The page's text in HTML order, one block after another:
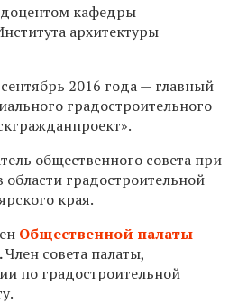
доцентом кафедры
архитектуры
2016 года — главный
градостроительного
общественного совета при
градостроительной
края.
Общественной палаты
.Член совета палаты,
по градостроительной